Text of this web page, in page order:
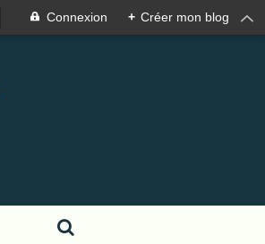
Connexion + Créer mon blog